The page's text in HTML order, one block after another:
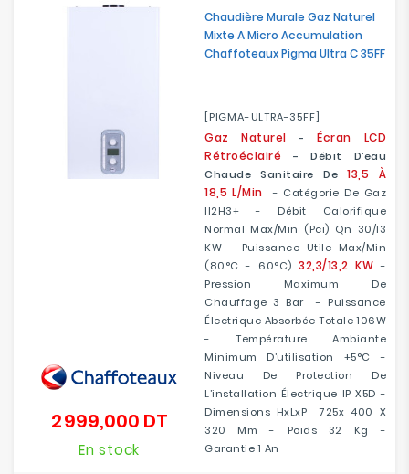
Chaudière Murale Gaz Naturel
Mixte A Micro Accumulation
Chaffoteaux Pigma Ultra C 35FF
[PIGMA-ULTRA-35FF]
Gaz Naturel -Écran LCD
Rétroéclairé - Débit D’eau
Chaude Sanitaire De13,5 À
18,5 L/min
- Catégorie De Gaz
II2H3+ - Débit Calorifique
Normal Max/min (Pci) Qn 30/13
KW - Puissance Utile Max/min
(80°C - 60°C) 32,3/13,2 KW -
Pression Maximum De
Chauffage 3 Bar - Puissance
Électrique Absorbée Totale 106W
- Température Ambiante
Minimum D’utilisation +5°C -
Niveau De Protection De
L’installation Électrique IP X5D -
Dimensions HxLxP 725x 400 X
320 Mm - Poids 32 Kg -
Garantie 1 An
2 999,000 DTPrix
En stock